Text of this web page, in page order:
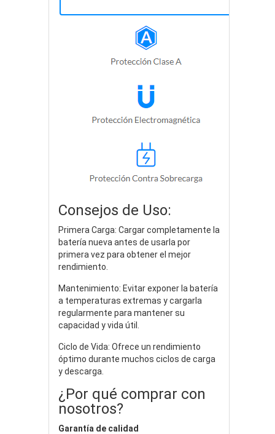
Consejos de Uso:
Primera Carga: Cargar completamente la
batería nueva antes de usarla por
primera vez para obtener el mejor
rendimiento.
Mantenimiento: Evitar exponer la batería
a temperaturas extremas y cargarla
regularmente para mantener su
capacidad y vida útil.
Ciclo de Vida: Ofrece un rendimiento
óptimo durante muchos ciclos de carga
y descarga.
¿Por qué comprar con
nosotros?
Garantía de calidad